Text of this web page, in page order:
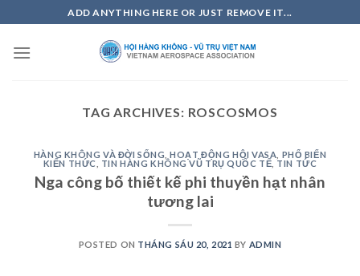
to
content
ADD ANYTHING HERE OR JUST REMOVE IT...
TAG ARCHIVES: ROSCOSMOS
HÀNG KHÔNG VÀ ĐỜI SỐNG ,HOẠT ĐỘNG HỘI VASA PHỔ BIẾN
KIẾN THỨC
TIN HÀNG KHÔNG VŨ TRỤ QUỐC TẾ ,TIN TỨC
Nga công bố thiết kế phi thuyền hạt nhân
tương lai
POSTED ON THÁNG SÁU 20, 2021 BY ADMIN